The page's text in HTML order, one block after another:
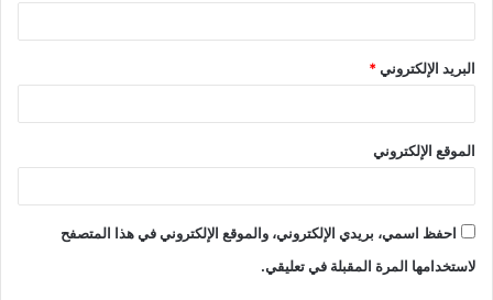
البريد الإلكتروني*
الموقع الإلكتروني
احفظ اسمي، بريدي الإلكتروني، والموقع الإلكتروني في هذا المتصفح
لاستخدامها المرة المقبلة في تعليقي.